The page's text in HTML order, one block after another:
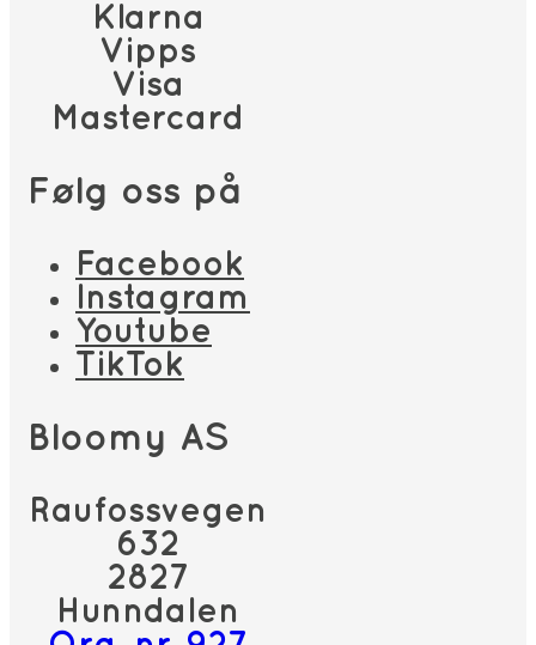
Klarna
Vipps
Visa
Mastercard
Følg oss på
Facebook
Instagram
Youtube
TikTok
Bloomy AS
Raufossvegen
632
2827
Hunndalen